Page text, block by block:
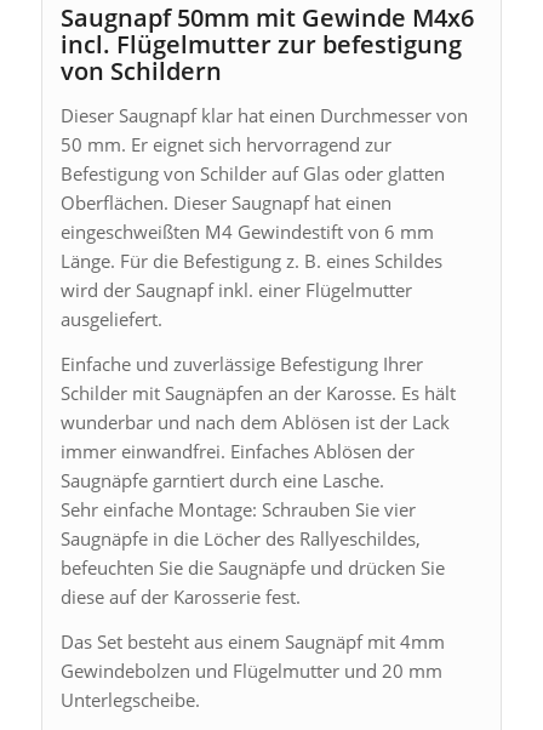
Saugnapf 50mm mit Gewinde M4x6
incl. Flügelmutter zur befestigung
von Schildern
Dieser Saugnapf klar hat einen Durchmesser von
50 mm. Er eignet sich hervorragend zur
Befestigung von Schilder auf Glas oder glatten
Oberflächen. Dieser Saugnapf hat einen
eingeschweißten M4 Gewindestift von 6 mm
Länge. Für die Befestigung z. B. eines Schildes
wird der Saugnapf inkl. einer Flügelmutter
ausgeliefert.
Einfache und zuverlässige Befestigung Ihrer
Schilder mit Saugnäpfen an der Karosse. Es hält
wunderbar und nach dem Ablösen ist der Lack
immer einwandfrei. Einfaches Ablösen der
Saugnäpfe garntiert durch eine Lasche.
Sehr einfache Montage: Schrauben Sie vier
Saugnäpfe in die Löcher des Rallyeschildes,
befeuchten Sie die Saugnäpfe und drücken Sie
diese auf der Karosserie fest.
Das Set besteht aus einem Saugnäpf mit 4mm
Gewindebolzen und Flügelmutter und 20 mm
Unterlegscheibe.